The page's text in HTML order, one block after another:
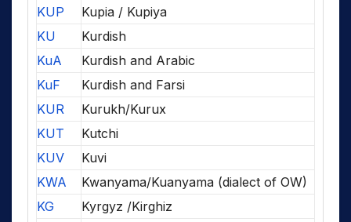
KUP
Kupia / Kupiya
KU
Kurdish
KuA
Kurdish and Arabic
KuF
Kurdish and Farsi
KUR
Kurukh/Kurux
KUT
Kutchi
KUV
Kuvi
KWA
Kwanyama/Kuanyama (dialect of OW)
KG
Kyrgyz /Kirghiz